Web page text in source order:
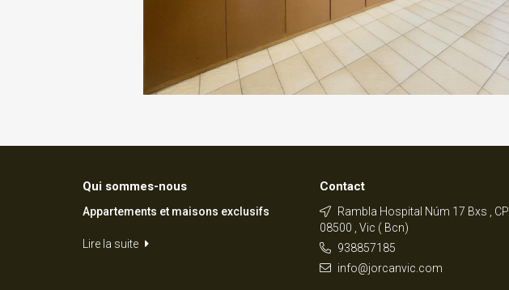
Qui sommes-nous
Appartements et maisons exclusifs
Lire la suite
Contact
Rambla Hospital Núm 17 Bxs , CP
08500 , Vic ( Bcn)
938857185
info@jorcanvic.com